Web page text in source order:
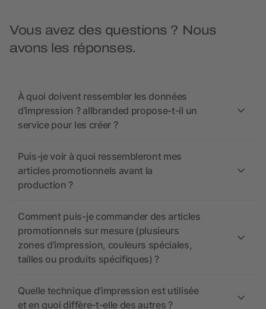
Vous avez des questions ? Nous
avons les réponses.
À quoi doivent ressembler les données
d’impression ? allbranded propose-t-il un
service pour les créer ?
Puis-je voir à quoi ressembleront mes
articles promotionnels avant la
production ?
Comment puis-je commander des articles
promotionnels sur mesure (plusieurs
zones d’impression, couleurs spéciales,
tailles ou produits spécifiques) ?
Quelle technique d’impression est utilisée
et en quoi diffère-t-elle des autres ?